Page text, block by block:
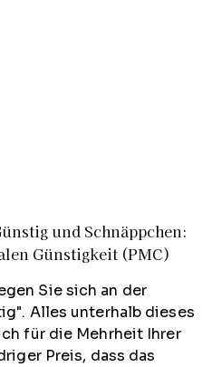
und Schnäppchen:
Günstigkeit (PMC)
Sie sich an der
Alles unterhalb dieses
für die Mehrheit Ihrer
Preis, dass das